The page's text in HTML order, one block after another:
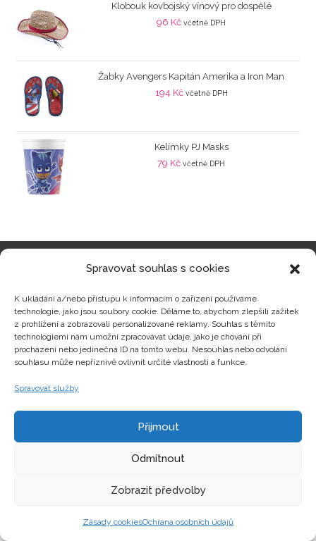
Spravovat souhlas s cookies
K ukládání a/nebo přístupu k informacím o zařízení používáme
technologie, jako jsou soubory cookie. Děláme to, abychom zlepšili zážitek
z prohlížení a zobrazovali personalizované reklamy. Souhlas s těmito
technologiemi nám umožní zpracovávat údaje, jako je chování při
procházení nebo jedinečná ID na tomto webu. Nesouhlas nebo odvolání
souhlasu může nepříznivě ovlivnit určité vlastnosti a funkce.
Spravovat služby
Přijmout
Odmítnout
Zobrazit předvolby
Zásady cookiesOchrana osobních údajů
Klobouk kovbojský vínový pro dospělé
96 Kč včetně DPH
Žabky Avengers Kapitán Amerika a Iron Man
194 Kč včetně DPH
Kelímky PJ Masks
79 Kč včetně DPH
Zajímavosti
Kontakty
Copyright © hrackyzfilmu.cz Všechna práva vyhrazena.